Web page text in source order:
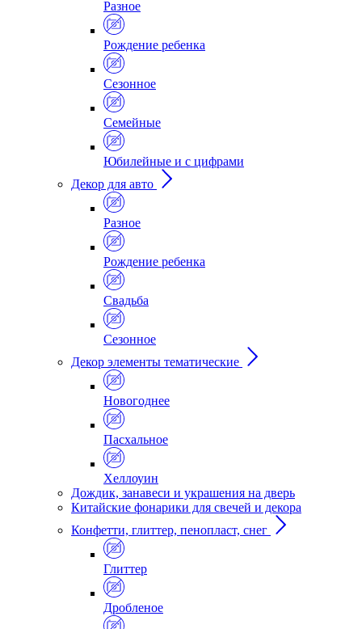
Разное
Рождение ребенка
Сезонное
Семейные
Юбилейные и с цифрами
Декор для авто
Разное
Рождение ребенка
Свадьба
Сезонное
Декор элементы тематические
Новогоднее
Пасхальное
Хеллоуин
Дождик, занавеси и украшения на дверь
Китайские фонарики для свечей и декора
Конфетти, глиттер, пенопласт, снег
Глиттер
Дробленое